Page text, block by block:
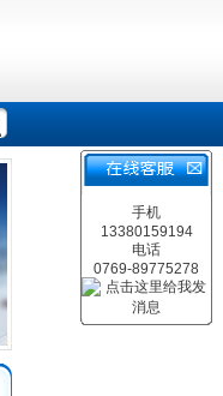
手机
13380159194
电话
0769-89775278